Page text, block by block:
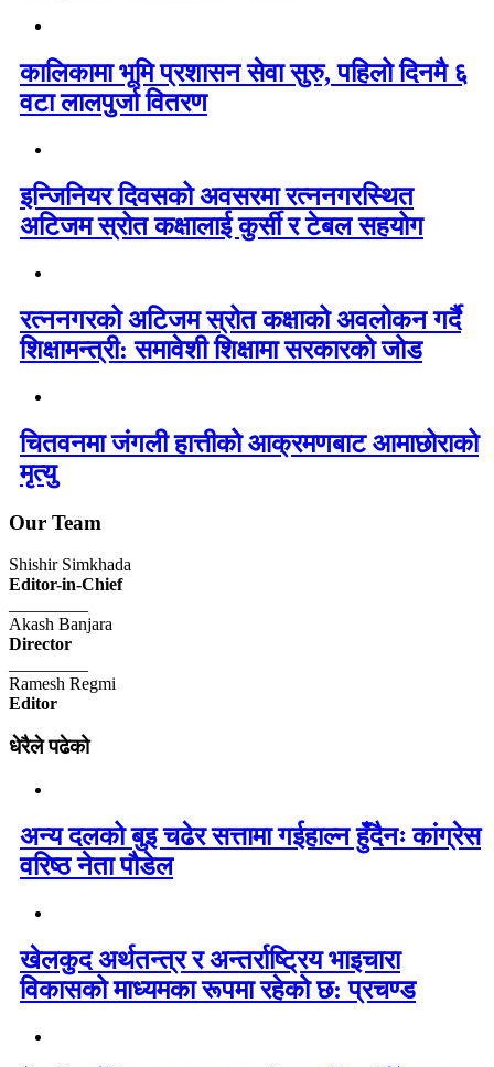
कालिकामा भूमि प्रशासन सेवा सुरु, पहिलो दिनमै ६
वटा लालपुर्जा वितरण
इन्जिनियर दिवसको अवसरमा रत्ननगरस्थित
अटिजम स्रोत कक्षालाई कुर्सी र टेबल सहयोग
रत्ननगरको अटिजम स्रोत कक्षाको अवलोकन गर्दै
शिक्षामन्त्री: समावेशी शिक्षामा सरकारको जोड
चितवनमा जंगली हात्तीको आक्रमणबाट आमाछोराको
मृत्यु
Our Team
Shishir Simkhada
Editor-in-Chief
Akash Banjara
Director
Ramesh Regmi
Editor
धेरैले पढेको
अन्य दलको बुइ चढेर सत्तामा गईहाल्न हुँदैनः कांग्रेस
वरिष्ठ नेता पौडेल
खेलकुद अर्थतन्त्र र अन्तर्राष्ट्रिय भाइचारा
विकासको माध्यमका रूपमा रहेको छ: प्रचण्ड